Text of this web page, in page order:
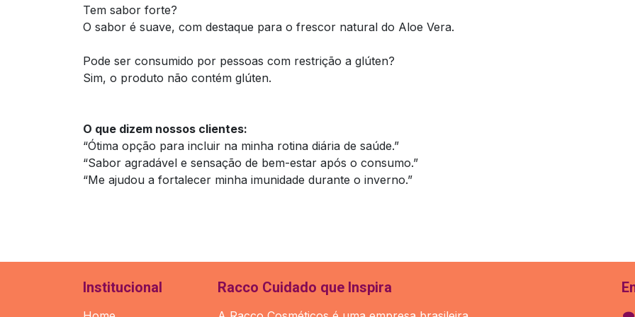
Tem sabor forte?
O sabor é suave, com destaque para o frescor natural do Aloe Vera.
Pode ser consumido por pessoas com restrição a glúten?
Sim, o produto não contém glúten.
O que dizem nossos clientes:
“Ótima opção para incluir na minha rotina diária de saúde.”
“Sabor agradável e sensação de bem-estar após o consumo.”
“Me ajudou a fortalecer minha imunidade durante o inverno.”
Institucional Racco Cuidado que Inspira